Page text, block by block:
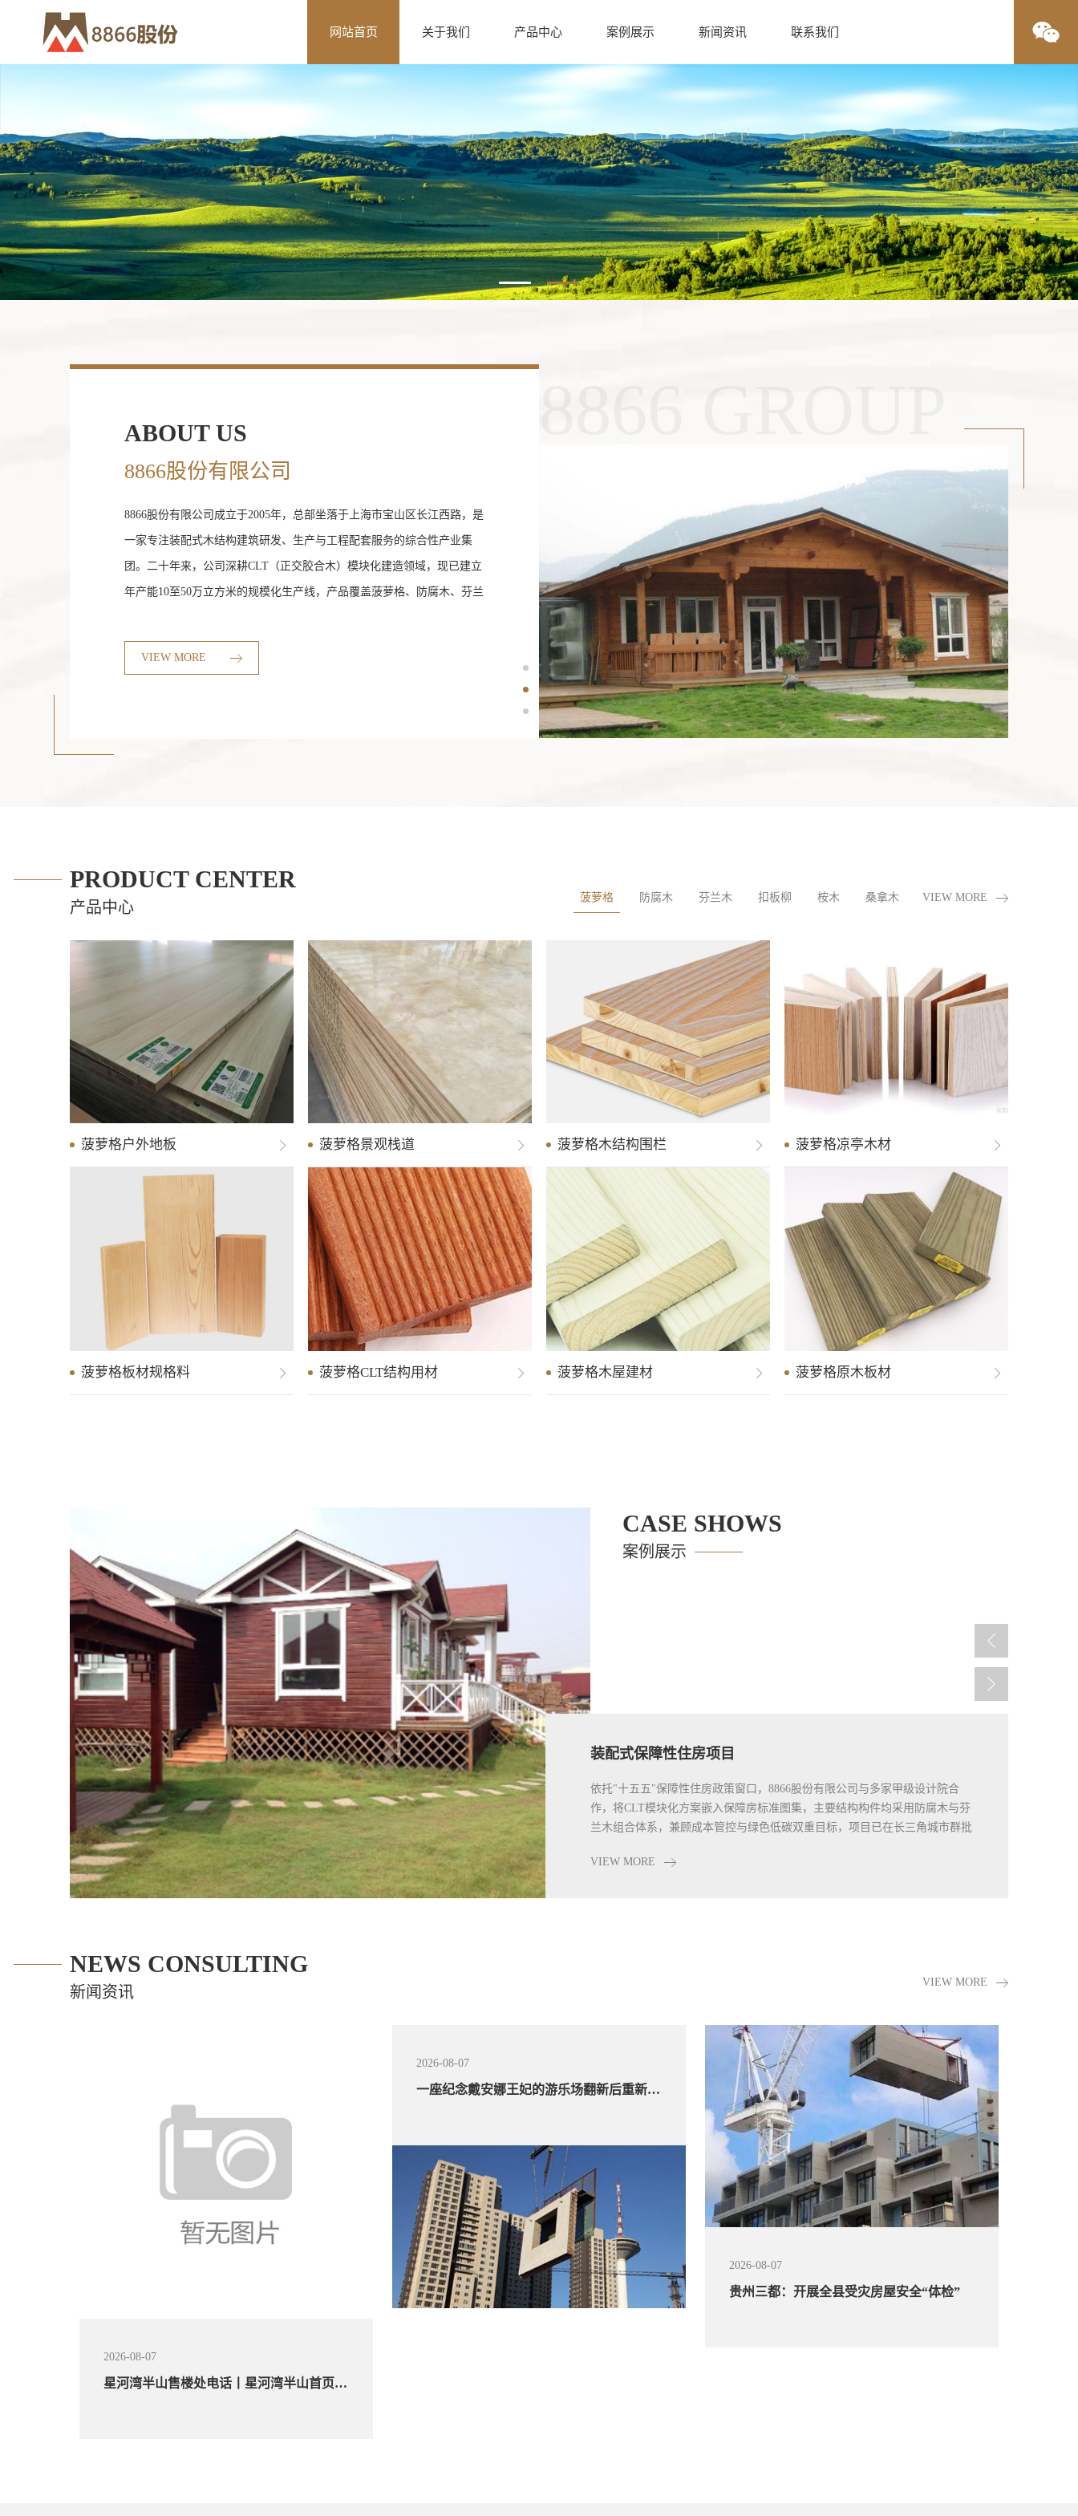
8866
份
限
公
司
-
装
配
网站首页 关于我们 产品中心 案例展示 新闻资讯 联系我们
ABOUT US
8866股份有限公司
8866股份有限公司成立于2005年，总部坐落于上海市宝山区长江西路，是
一家专注装配式木结构建筑研发、生产与工程配套服务的综合性产业集
团。二十年来，公司深耕CLT（正交胶合木）模块化建造领域，现已建立
年产能10至50万立方米的规模化生产线，产品覆盖菠萝格、防腐木、芬兰
建筑开发商及设计院。在"十五五"（2026—2030）政策驱动下，全球预制
VIEW MORE
PRODUCT CENTER
产品中心
VIEW MORE
菠萝格 防腐木 芬兰木 扣板柳 桉木 桑拿木
菠萝格户外地板 菠萝格景观栈道 菠萝格木结构围栏 菠萝格凉亭木材
菠萝格板材规格料 菠萝格CLT结构用材 菠萝格木屋建材 菠萝格原木板材
防腐木户外地板 防腐木景观栈道 防腐木围栏材料 防腐木凉亭建材
防腐木装配式墙板 防腐木木屋结构材 防腐木度假村专用材 防腐木保障房用材
CASE SHOWS
案例展示
VIEW MORE
装配式保障性住房项目
依托"十五五"保障性住房政策窗口，8866股份有限公司与多家甲级设计院合
作，将CLT模块化方案嵌入保障房标准图集，主要结构构件均采用防腐木与芬
兰木组合体系，兼顾成本管控与绿色低碳双重目标，项目已在长三角城市群批
VIEW MORE
VIEW MORE
NEWS CONSULTING
新闻资讯
VIEW MORE
2026-08-07
星河湾半山售楼处电话丨星河湾半山首页网站-营销中心欢迎您楼盘详情-最新价格-户型
2026-08-07
一座纪念戴安娜王妃的游乐场翻新后重新向儿童开放耗资2728万元
8866体育 一座纪念戴安娜王妃的游乐场在
耗资300万英镑（约 2728万人民币）翻新后于重新
尔士王妃的纪念游乐
2026-08-07
贵州三都：开展全县受灾房屋安全“体检”
2026-08-07
贵州三都：开展全县受灾房屋安全“体检”
中新网贵州新闻7月9日电（周忠能 欧圣
兵）6月19日以来，贵州省三都水族自治县连续遭
遇强降雨，全县直接经济损失约24亿元。其中，
1600余栋房屋不同程度
VIEW MORE